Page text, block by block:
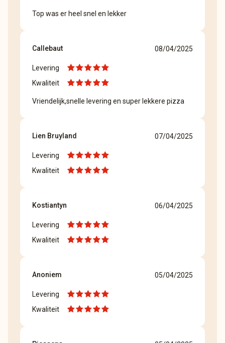
Top was er heel snel en lekker
Callebaut 08/04/2025
Levering
Kwaliteit
Vriendelijk,snelle levering en super lekkere pizza
Lien Bruyland 07/04/2025
Levering
Kwaliteit
Kostiantyn 06/04/2025
Levering
Kwaliteit
Anoniem 05/04/2025
Levering
Kwaliteit